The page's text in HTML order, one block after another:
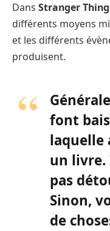
Dans Stranger
différents moyens
et les différents
produisent.
font
laquelle
un
pas
Sinon,
de